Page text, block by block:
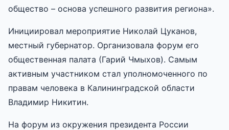
общество – основа успешного развития региона».
Инициировал мероприятие Николай Цуканов,
местный губернатор. Организовала форум его
общественная палата (Гарий Чмыхов). Самым
активным участником стал уполномоченного по
правам человека в Калининградской области
Владимир Никитин.
На форум из окружения президента России